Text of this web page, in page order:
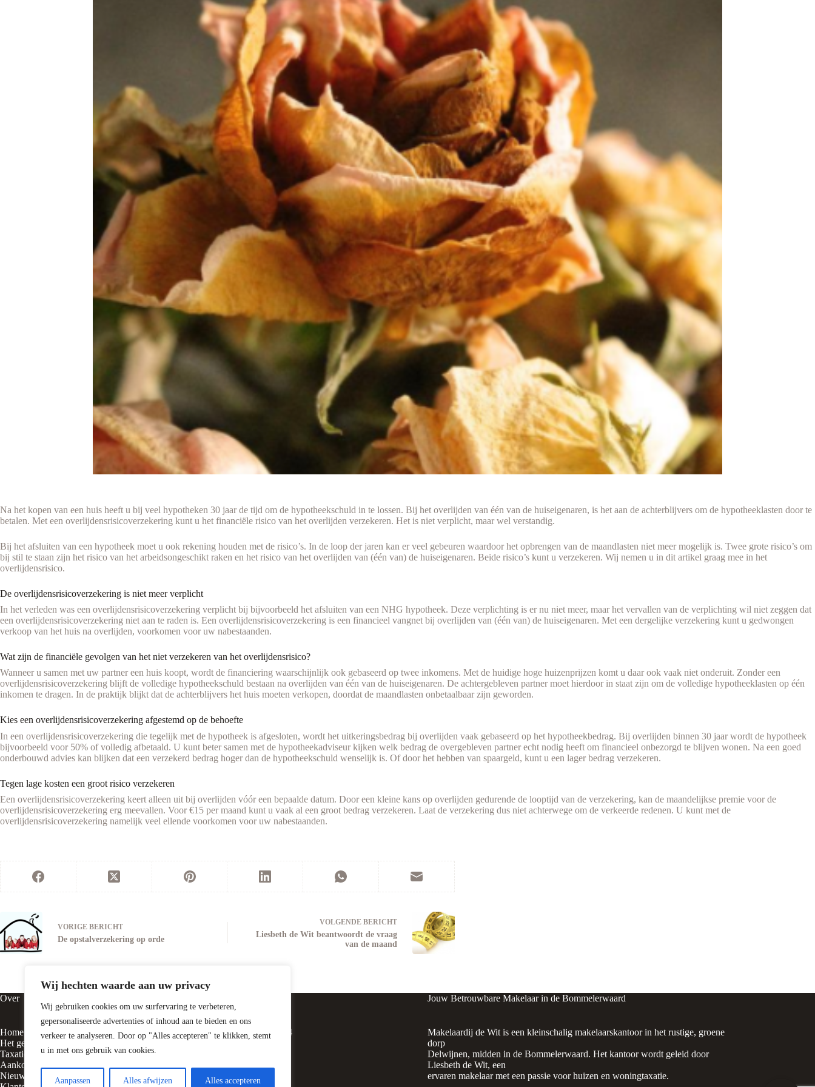
Wij hechten waarde aan uw privacy
Wij gebruiken cookies om uw surfervaring te verbeteren,
gepersonaliseerde advertenties of inhoud aan te bieden en ons
verkeer te analyseren. Door op "Alles accepteren" te klikken, stemt
u in met ons gebruik van cookies.
Aanpassen Alles afwijzen Alles accepteren
Na het kopen van een huis heeft u bij veel hypotheken 30 jaar de tijd om de hypotheekschuld in te lossen. Bij het overlijden van één van de huiseigenaren, is het aan de achterblijvers om de hypotheeklasten door te
betalen. Met een overlijdensrisicoverzekering kunt u het financiële risico van het overlijden verzekeren. Het is niet verplicht, maar wel verstandig.
Bij het afsluiten van een hypotheek moet u ook rekening houden met de risico’s. In de loop der jaren kan er veel gebeuren waardoor het opbrengen van de maandlasten niet meer mogelijk is. Twee grote risico’s om
bij stil te staan zijn het risico van het arbeidsongeschikt raken en het risico van het overlijden van (één van) de huiseigenaren. Beide risico’s kunt u verzekeren. Wij nemen u in dit artikel graag mee in het
overlijdensrisico.
De overlijdensrisicoverzekering is niet meer verplicht
In het verleden was een overlijdensrisicoverzekering verplicht bij bijvoorbeeld het afsluiten van een NHG hypotheek. Deze verplichting is er nu niet meer, maar het vervallen van de verplichting wil niet zeggen dat
een overlijdensrisicoverzekering niet aan te raden is. Een overlijdensrisicoverzekering is een financieel vangnet bij overlijden van (één van) de huiseigenaren. Met een dergelijke verzekering kunt u gedwongen
verkoop van het huis na overlijden, voorkomen voor uw nabestaanden.
Wat zijn de financiële gevolgen van het niet verzekeren van het overlijdensrisico?
Wanneer u samen met uw partner een huis koopt, wordt de financiering waarschijnlijk ook gebaseerd op twee inkomens. Met de huidige hoge huizenprijzen komt u daar ook vaak niet onderuit. Zonder een
overlijdensrisicoverzekering blijft de volledige hypotheekschuld bestaan na overlijden van één van de huiseigenaren. De achtergebleven partner moet hierdoor in staat zijn om de volledige hypotheeklasten op één
inkomen te dragen. In de praktijk blijkt dat de achterblijvers het huis moeten verkopen, doordat de maandlasten onbetaalbaar zijn geworden.
Kies een overlijdensrisicoverzekering afgestemd op de behoefte
In een overlijdensrisicoverzekering die tegelijk met de hypotheek is afgesloten, wordt het uitkeringsbedrag bij overlijden vaak gebaseerd op het hypotheekbedrag. Bij overlijden binnen 30 jaar wordt de hypotheek
bijvoorbeeld voor 50% of volledig afbetaald. U kunt beter samen met de hypotheekadviseur kijken welk bedrag de overgebleven partner echt nodig heeft om financieel onbezorgd te blijven wonen. Na een goed
onderbouwd advies kan blijken dat een verzekerd bedrag hoger dan de hypotheekschuld wenselijk is. Of door het hebben van spaargeld, kunt u een lager bedrag verzekeren.
Tegen lage kosten een groot risico verzekeren
Een overlijdensrisicoverzekering keert alleen uit bij overlijden vóór een bepaalde datum. Door een kleine kans op overlijden gedurende de looptijd van de verzekering, kan de maandelijkse premie voor de
overlijdensrisicoverzekering erg meevallen. Voor €15 per maand kunt u vaak al een groot bedrag verzekeren. Laat de verzekering dus niet achterwege om de verkeerde redenen. U kunt met de
overlijdensrisicoverzekering namelijk veel ellende voorkomen voor uw nabestaanden.
VORIGE BERICHT
De opstalverzekering op orde
VOLGENDE BERICHT
Liesbeth de Wit beantwoordt de vraag
van de maand
Over
Home
Het gezicht achter
Taxatie
Aankoop
Nieuws
Vluchtheuvelstraat 4
5316 BE Delwijnen
0418 – 553100
Jouw Betrouwbare Makelaar in de Bommelerwaard
Makelaardij de Wit is een kleinschalig makelaarskantoor in het rustige, groene
dorp
Delwijnen, midden in de Bommelerwaard. Het kantoor wordt geleid door
Liesbeth de Wit, een
ervaren makelaar met een passie voor huizen en woningtaxatie.